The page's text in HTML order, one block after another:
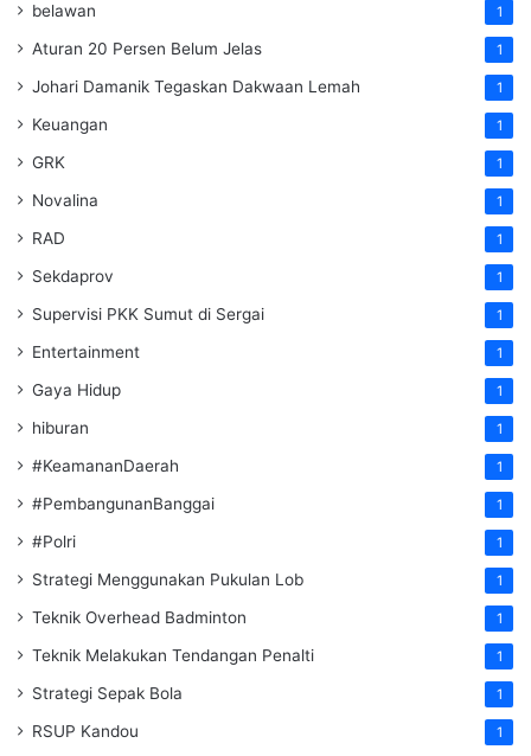
belawan 1
Aturan 20 Persen Belum Jelas 1
Johari Damanik Tegaskan Dakwaan Lemah 1
Keuangan 1
GRK 1
Novalina 1
RAD 1
Sekdaprov 1
Supervisi PKK Sumut di Sergai 1
Entertainment 1
Gaya Hidup 1
hiburan 1
#KeamananDaerah 1
#PembangunanBanggai 1
#Polri 1
Strategi Menggunakan Pukulan Lob 1
Teknik Overhead Badminton 1
Teknik Melakukan Tendangan Penalti 1
Strategi Sepak Bola 1
RSUP Kandou 1